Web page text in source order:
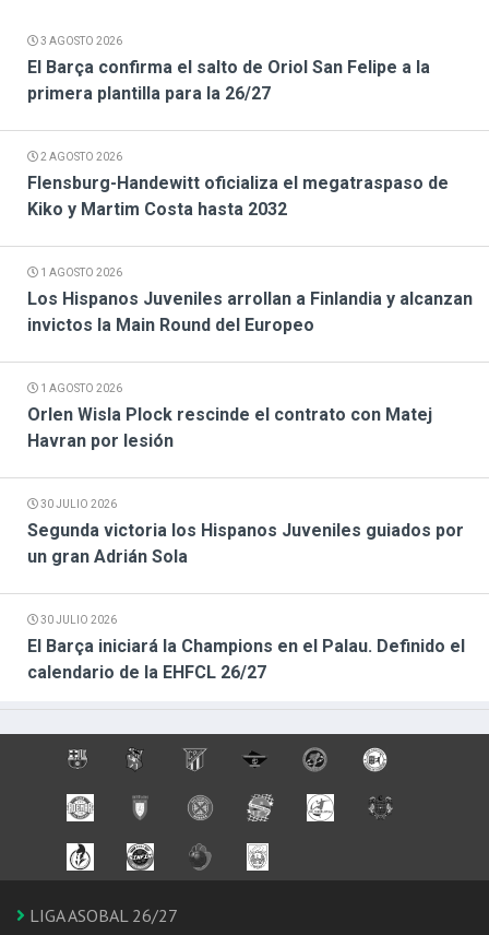
3 AGOSTO 2026
El Barça confirma el salto de Oriol San Felipe a la
primera plantilla para la 26/27
2 AGOSTO 2026
Flensburg-Handewitt oficializa el megatraspaso de
Kiko y Martim Costa hasta 2032
1 AGOSTO 2026
Los Hispanos Juveniles arrollan a Finlandia y alcanzan
invictos la Main Round del Europeo
1 AGOSTO 2026
Orlen Wisla Plock rescinde el contrato con Matej
Havran por lesión
30 JULIO 2026
Segunda victoria los Hispanos Juveniles guiados por
un gran Adrián Sola
30 JULIO 2026
El Barça iniciará la Champions en el Palau. Definido el
calendario de la EHFCL 26/27
LIGA ASOBAL 26/27